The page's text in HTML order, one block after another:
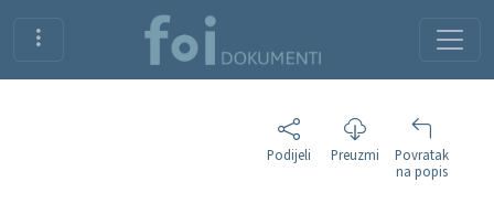
Podijeli Preuzmi
Povratak
na popis